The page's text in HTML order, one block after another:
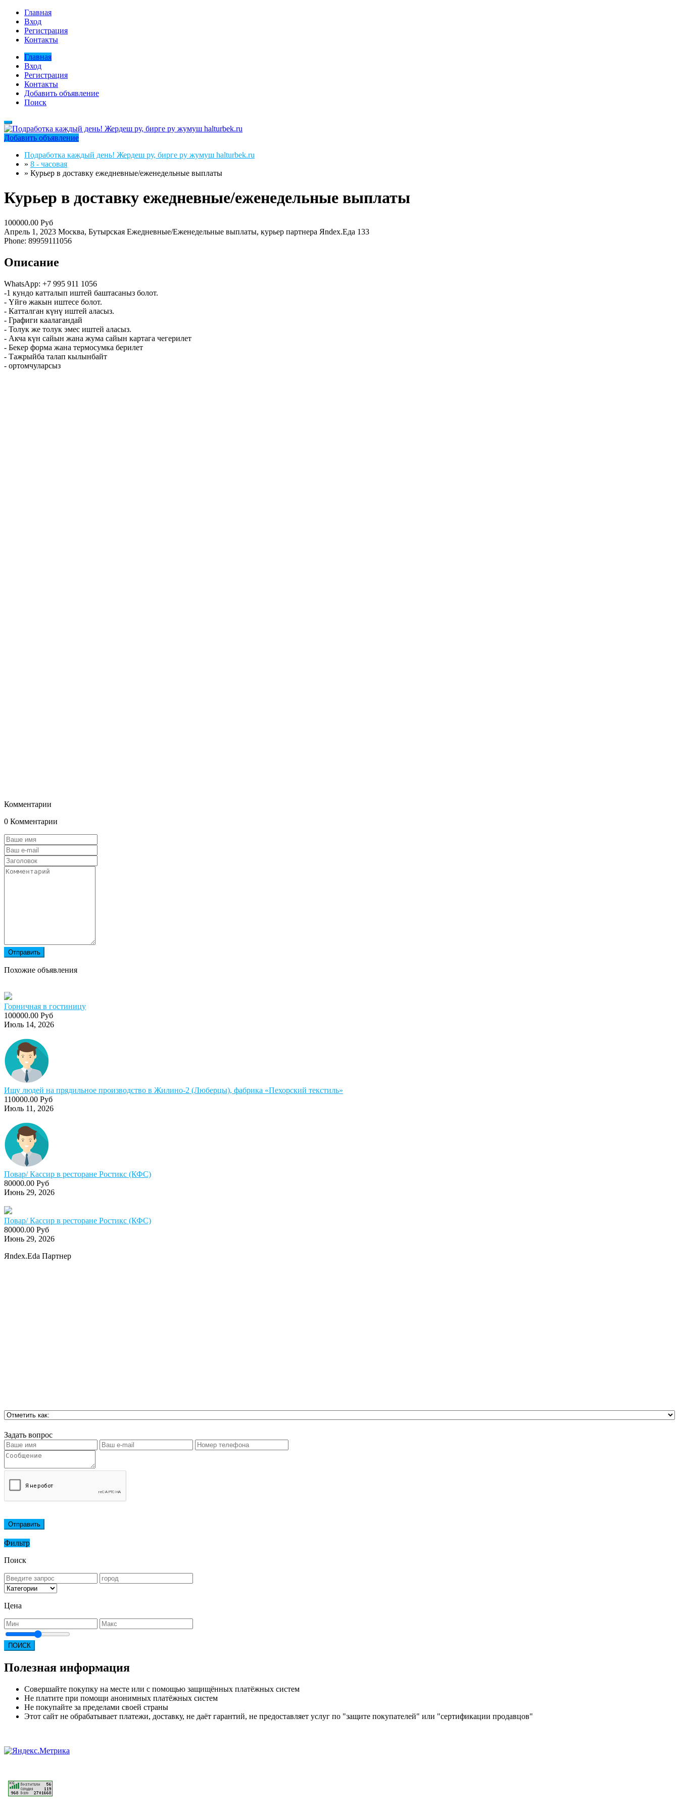
Главная
Вход
Регистрация
Контакты
Главная
Вход
Регистрация
Контакты
Добавить объявление
Поиск
Добавить объявление
Подработка каждый день! Жердеш ру, бирге ру жумуш halturbek.ru
» 8 - часовая
» Курьер в доставку ежедневные/еженедельные выплаты
Курьер в доставку ежедневные/еженедельные выплаты
100000.00 Руб
Апрель 1, 2023 Москва, Бутырская Ежедневные/Еженедельные выплаты, курьер партнера Яndex.Еда 133
Phone: 89959111056
Описание
WhatsApp: +7 995 911 1056
-1 кундо катталып иштей баштасаныз болот.
- Үйгө жакын иштесе болот.
- Катталган күнү иштей аласыз.
- Графиги каалагандай
- Толук же толук эмес иштей аласыз.
- Акча күн сайын жана жума сайын картага чегерилет
- Бекер форма жана термосумка берилет
- Тажрыйба талап кылынбайт
- ортомчуларсыз
Комментарии
0 Комментарии
Отправить
Похожие объявления
Горничная в гостиницу
100000.00 Руб
Июль 14, 2026
Ищу людей на прядильное производство в Жилино-2 (Люберцы), фабрика «Пехорский текстиль»
110000.00 Руб
Июль 11, 2026
Повар/ Кассир в ресторане Ростикс (КФС)
80000.00 Руб
Июнь 29, 2026
Повар/ Кассир в ресторане Ростикс (КФС)
80000.00 Руб
Июнь 29, 2026
Яndex.Eda Партнер
Задать вопрос
Отправить
Фильтр
Поиск
Цена
ПОИСК
Полезная информация
Совершайте покупку на месте или с помощью защищённых платёжных систем
Не платите при помощи анонимных платёжных систем
Не покупайте за пределами своей страны
Этот сайт не обрабатывает платежи, доставку, не даёт гарантий, не предоставляет услуг по "защите покупателей" или "сертификации продавцов"